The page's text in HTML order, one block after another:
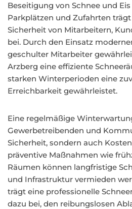
Beseitigung von Schnee und
Parkplätzen und Zufahrten
Sicherheit von Mitarbeitern,
bei. Durch den Einsatz
geschulter Mitarbeiter
Arzberg eine effiziente
starken Winterperioden eine
Erreichbarkeit gewährleistet.
Eine regelmäßige
Gewerbetreibenden und
Sicherheit, sondern auch
präventive Maßnahmen wie
Räumen können langfristige
und Infrastruktur vermieden
trägt eine professionelle
dazu bei, den reibungslosen